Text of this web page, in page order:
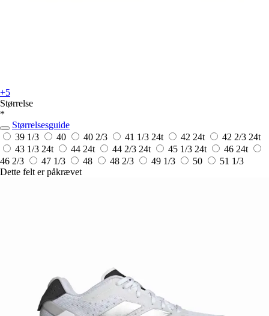
+5
Størrelse
*
Størrelsesguide
39 1/3
40 40 2/3 41 1/3 24t 42 24t 42 2/3 24t
43 1/3 24t 44 24t 44 2/3 24t 45 1/3 24t 46 24t
46 2/3
47 1/3 48 48 2/3 49 1/3 50
51 1/3
Dette felt er påkrævet